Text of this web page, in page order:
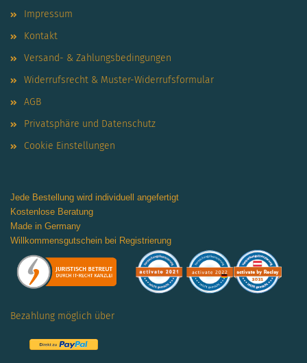
Impressum
Kontakt
Versand- & Zahlungsbedingungen
Widerrufsrecht & Muster-Widerrufsformular
AGB
Privatsphäre und Datenschutz
Cookie Einstellungen
Jede Bestellung wird individuell angefertigt
Kostenlose Beratung
Made in Germany
Willkommensgutschein bei Registrierung
Bezahlung möglich über